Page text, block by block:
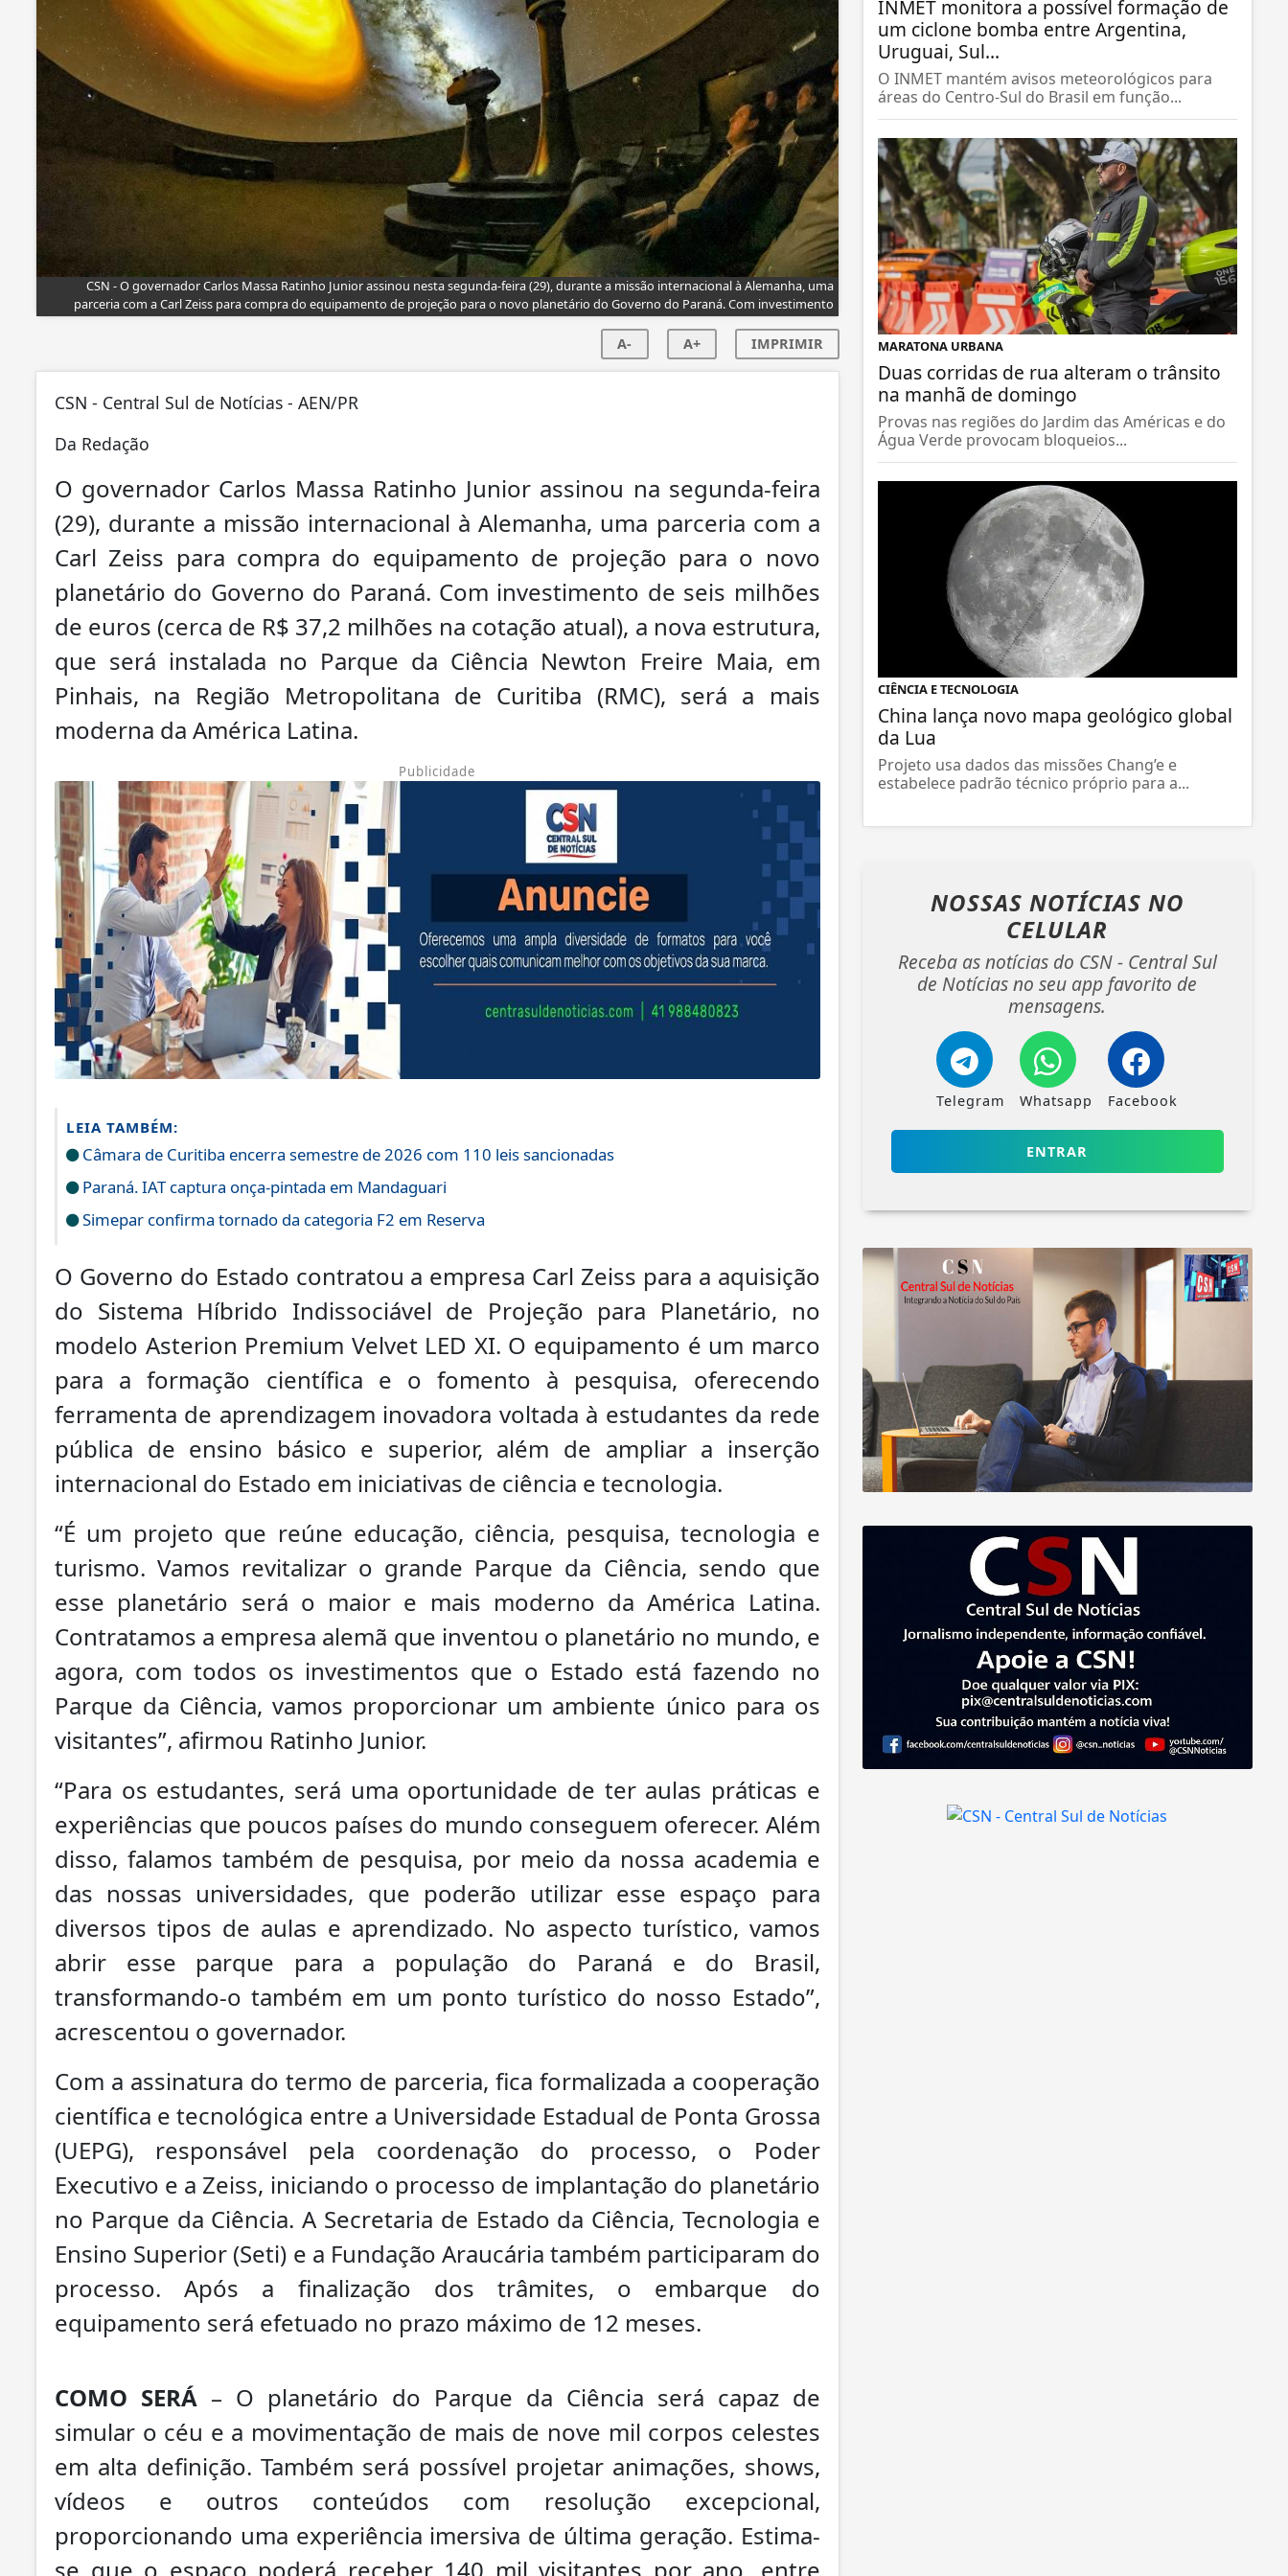
CSN - O governador Carlos Massa Ratinho Junior assinou nesta segunda-feira (29), durante a missão internacional à Alemanha, uma
parceria com a Carl Zeiss para compra do equipamento de projeção para o novo planetário do Governo do Paraná. Com investimento
A- A+ IMPRIMIR
CSN - Central Sul de Notícias - AEN/PR
Da Redação
O governador Carlos Massa Ratinho Junior assinou na segunda-feira
(29), durante a missão internacional à Alemanha, uma parceria com a
Carl Zeiss para compra do equipamento de projeção para o novo
planetário do Governo do Paraná. Com investimento de seis milhões
de euros (cerca de R$ 37,2 milhões na cotação atual), a nova estrutura,
que será instalada no Parque da Ciência Newton Freire Maia, em
Pinhais, na Região Metropolitana de Curitiba (RMC), será a mais
moderna da América Latina.
Publicidade
LEIA TAMBÉM:
Câmara de Curitiba encerra semestre de 2026 com 110 leis sancionadas
Paraná. IAT captura onça-pintada em Mandaguari
Simepar confirma tornado da categoria F2 em Reserva
O Governo do Estado contratou a empresa Carl Zeiss para a aquisição
do Sistema Híbrido Indissociável de Projeção para Planetário, no
modelo Asterion Premium Velvet LED XI. O equipamento é um marco
para a formação científica e o fomento à pesquisa, oferecendo
ferramenta de aprendizagem inovadora voltada à estudantes da rede
pública de ensino básico e superior, além de ampliar a inserção
internacional do Estado em iniciativas de ciência e tecnologia.
“É um projeto que reúne educação, ciência, pesquisa, tecnologia e
turismo. Vamos revitalizar o grande Parque da Ciência, sendo que
esse planetário será o maior e mais moderno da América Latina.
Contratamos a empresa alemã que inventou o planetário no mundo, e
agora, com todos os investimentos que o Estado está fazendo no
Parque da Ciência, vamos proporcionar um ambiente único para os
visitantes”, afirmou Ratinho Junior.
“Para os estudantes, será uma oportunidade de ter aulas práticas e
experiências que poucos países do mundo conseguem oferecer. Além
disso, falamos também de pesquisa, por meio da nossa academia e
das nossas universidades, que poderão utilizar esse espaço para
diversos tipos de aulas e aprendizado. No aspecto turístico, vamos
abrir esse parque para a população do Paraná e do Brasil,
transformando-o também em um ponto turístico do nosso Estado”,
acrescentou o governador.
Com a assinatura do termo de parceria, fica formalizada a cooperação
científica e tecnológica entre a Universidade Estadual de Ponta Grossa
(UEPG), responsável pela coordenação do processo, o Poder
Executivo e a Zeiss, iniciando o processo de implantação do planetário
no Parque da Ciência. A Secretaria de Estado da Ciência, Tecnologia e
Ensino Superior (Seti) e a Fundação Araucária também participaram do
processo. Após a finalização dos trâmites, o embarque do
equipamento será efetuado no prazo máximo de 12 meses.
COMO SERÁ – O planetário do Parque da Ciência será capaz de
simular o céu e a movimentação de mais de nove mil corpos celestes
em alta definição. Também será possível projetar animações, shows,
vídeos e outros conteúdos com resolução excepcional,
proporcionando uma experiência imersiva de última geração. Estima-
se que o espaço poderá receber 140 mil visitantes por ano, entre
INMET monitora a possível formação de
um ciclone bomba entre Argentina,
Uruguai, Sul...
O INMET mantém avisos meteorológicos para
áreas do Centro-Sul do Brasil em função...
MARATONA URBANA
Duas corridas de rua alteram o trânsito
na manhã de domingo
Provas nas regiões do Jardim das Américas e do
Água Verde provocam bloqueios...
CIÊNCIA E TECNOLOGIA
China lança novo mapa geológico global
da Lua
Projeto usa dados das missões Chang’e e
estabelece padrão técnico próprio para a...
NOSSAS NOTÍCIAS NO
CELULAR
Receba as notícias do CSN - Central Sul
de Notícias no seu app favorito de
mensagens.
Telegram Whatsapp Facebook
ENTRAR